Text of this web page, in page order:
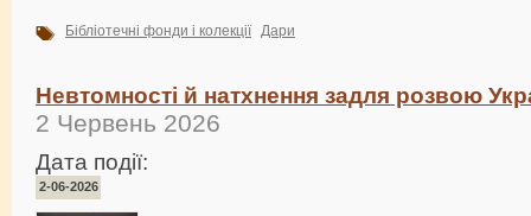
Бібліотечні фонди і колекції Дари
Невтомності й натхнення задля розвою
2 Червень 2026
Дата події:
2-06-2026